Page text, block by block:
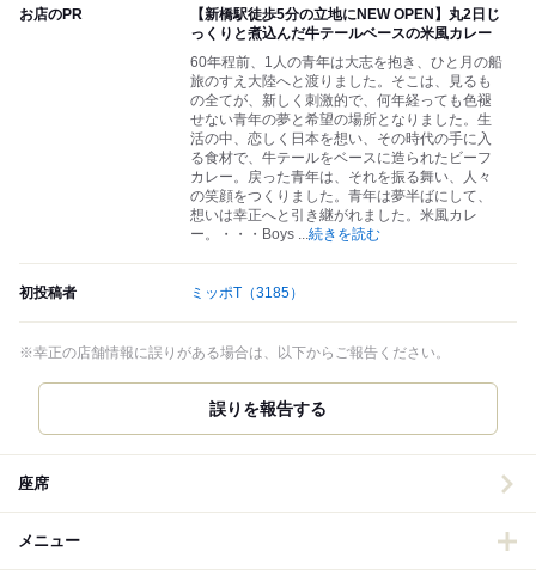
お店のPR
【新橋駅徒歩5分の立地にNEW OPEN】丸2日じ
っくりと煮込んだ牛テールベースの米風カレー
60年程前、1人の青年は大志を抱き、ひと月の船
旅のすえ大陸へと渡りました。そこは、見るも
の全てが、新しく刺激的で、何年経っても色褪
せない青年の夢と希望の場所となりました。生
活の中、恋しく日本を想い、その時代の手に入
る食材で、牛テールをベースに造られたビーフ
カレー。戻った青年は、それを振る舞い、人々
の笑顔をつくりました。青年は夢半ばにして、
想いは幸正へと引き継がれました。米風カレ
ー。・・・Boys ...続きを読む
初投稿者 ミッポT （3185）
※幸正の店舗情報に誤りがある場合は、以下からご報告ください。
誤りを報告する
座席
メニュー